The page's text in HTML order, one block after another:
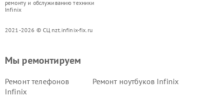
ремонту и обслуживанию техники
Infinix
2021-2026 © СЦ nzt.infinix-fix.ru
Мы ремонтируем
Ремонт телефонов
Infinix
Ремонт ноутбуков Infinix